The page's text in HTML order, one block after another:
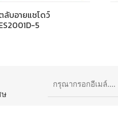
ลับอายแชโดว์
5
ษ